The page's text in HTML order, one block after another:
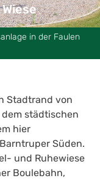
in der Faulen
Stadtrand von
städtischen
hier
Süden.
und Ruhewiese
Boulebahn,